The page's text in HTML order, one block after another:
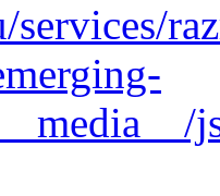
services/